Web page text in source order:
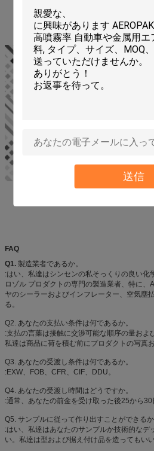
送信
FAQ
Q1. 製造業者であるか。
:はい、私達はシンセンの私そっくりの良い化
ロゾル プロダクトの専門の製造業者、特に、
ヤのシーラーおよびインフレーター、空気塵
る。
Q2. あなたの支払い条件は何であるか。
:支払の言葉は接触に交渉可能な順序の量およ
私達は商品に荷を積む前にプロダクトの写真
Q3. あなたの受渡し条件は何であるか。
:EXW、FOB、CFR、CIF、DDU。
Q4. あなたの受渡し時間はどうですか。
:通常、あなたの前金を受け取った後25から30
Q5. サンプルに従って作り出すことができるか
:はい、私達はあなたのサンプルか技術的なデ
い。私達は型および据え付け品を造ってもいい